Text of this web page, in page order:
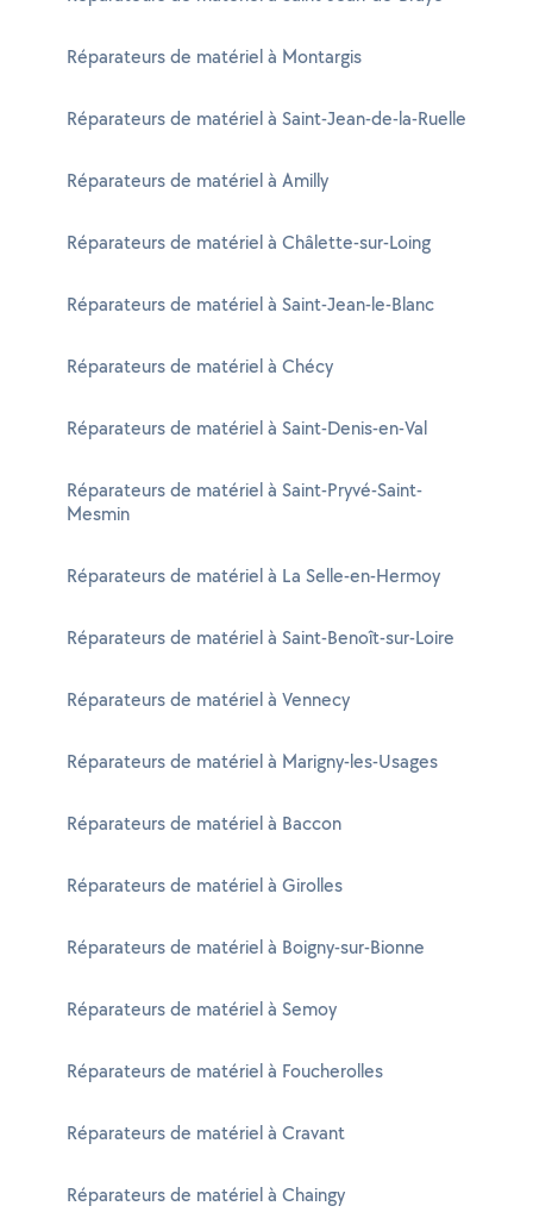
Réparateurs de matériel à Montargis
Réparateurs de matériel à Saint-Jean-de-la-Ruelle
Réparateurs de matériel à Amilly
Réparateurs de matériel à Châlette-sur-Loing
Réparateurs de matériel à Saint-Jean-le-Blanc
Réparateurs de matériel à Chécy
Réparateurs de matériel à Saint-Denis-en-Val
Réparateurs de matériel à Saint-Pryvé-Saint-
Mesmin
Réparateurs de matériel à La Selle-en-Hermoy
Réparateurs de matériel à Saint-Benoît-sur-Loire
Réparateurs de matériel à Vennecy
Réparateurs de matériel à Marigny-les-Usages
Réparateurs de matériel à Baccon
Réparateurs de matériel à Girolles
Réparateurs de matériel à Boigny-sur-Bionne
Réparateurs de matériel à Semoy
Réparateurs de matériel à Foucherolles
Réparateurs de matériel à Cravant
Réparateurs de matériel à Chaingy